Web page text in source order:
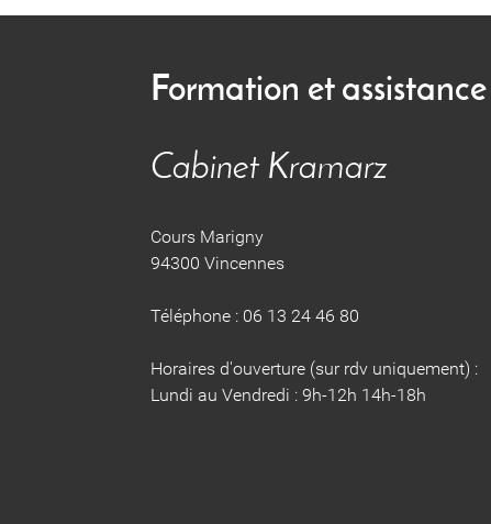
Formation et
Cabinet Kramarz
Cours Marigny
94300 Vincennes
Téléphone : 06 13 24 46 80
Horaires d'ouverture (sur rdv uniquement) :
Lundi au Vendredi : 9h-12h 14h-18h